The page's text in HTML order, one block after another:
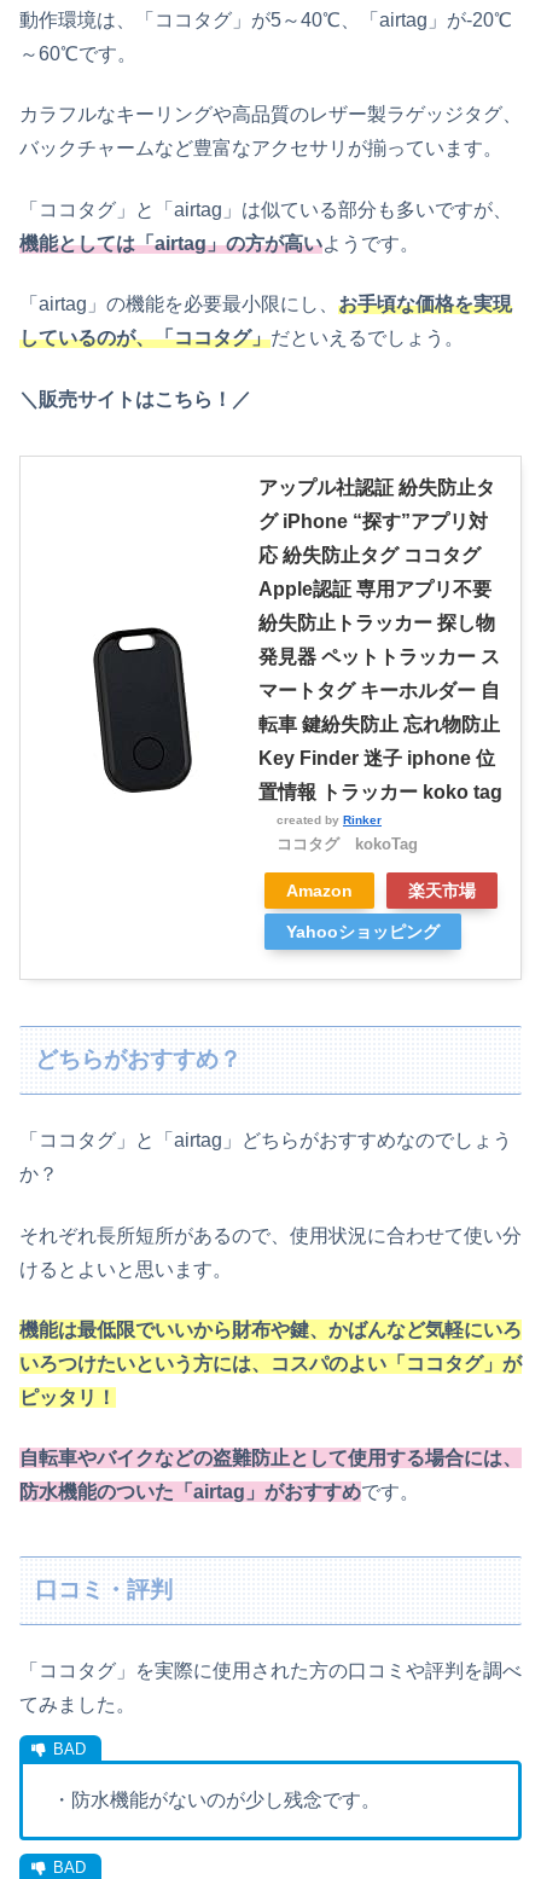
動作環境は、「ココタグ」が5～40℃、「airtag」が-20℃
～60℃です。
カラフルなキーリングや高品質のレザー製ラゲッジタグ、
バックチャームなど豊富なアクセサリが揃っています。
「ココタグ」と「airtag」は似ている部分も多いですが、
機能としては「airtag」の方が高いようです。
「airtag」の機能を必要最小限にし、 お手頃な価格を実現
しているのが、「ココタグ」だといえるでしょう。
＼販売サイトはこちら！／
アップル社認証 紛失防止タ
グ iPhone “探す”アプリ対
応 紛失防止タグ ココタグ
Apple認証 専用アプリ不要
紛失防止トラッカー 探し物
発見器 ペットトラッカー ス
マートタグ キーホルダー 自
転車 鍵紛失防止 忘れ物防止
Key Finder 迷子 iphone 位
置情報 トラッカー koko tag
created by Rinker
ココタグ kokoTag
Amazon 楽天市場
Yahooショッピング
どちらがおすすめ？
「ココタグ」と「airtag」どちらがおすすめなのでしょう
か？
それぞれ長所短所があるので、使用状況に合わせて使い分
けるとよいと思います。
機能は最低限でいいから財布や鍵、かばんなど気軽にいろ
いろつけたいという方には、コスパのよい「ココタグ」が
ピッタリ！
自転車やバイクなどの盗難防止として使用する場合には、
防水機能のついた「airtag」がおすすめです。
口コミ・評判
「ココタグ」を実際に使用された方の口コミや評判を調べ
てみました。
・防水機能がないのが少し残念です。